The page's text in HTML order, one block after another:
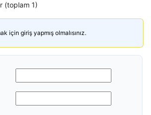
(toplam 1)
için giriş yapmış olmalısınız.